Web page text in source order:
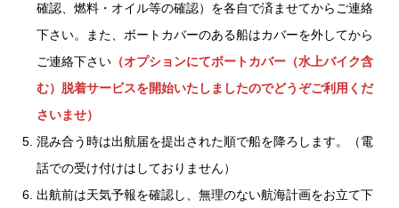
確認、燃料・オイル等の確認）を各自で済ませてからご連絡
下さい。また、ボートカバーのある船はカバーを外してから
ご連絡下さい （オプションにてボートカバー（水上バイク含
む）脱着サービスを開始いたしましたのでどうぞご利用くだ
さいませ）
混み合う時は出航届を提出された順で船を降ろします。（電
話での受け付けはしておりません）
出航前は天気予報を確認し、無理のない航海計画をお立て下